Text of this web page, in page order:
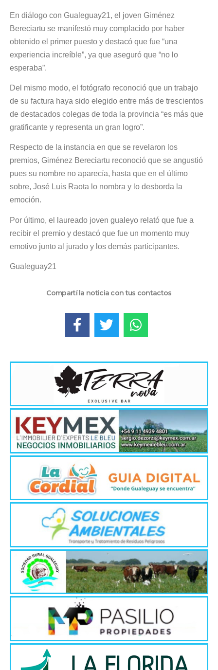
En diálogo con Gualeguay21, el joven Giménez
Bereciartu se manifestó muy complacido por haber
obtenido el primer puesto y destacó que fue “una
experiencia increíble”, ya que aseguró que “no lo
esperaba”.
Del mismo modo, el fotógrafo reconoció que un trabajo
de su factura haya sido elegido entre más de trescientos
de destacados colegas de toda la provincia “es más que
gratificante y representa un gran logro”.
Respecto de la instancia en que se revelaron los
premios, Giménez Bereciartu reconoció que se angustió
pues su nombre no aparecía, hasta que en el último
sobre, José Luis Raota lo nombra y lo desborda la
emoción.
Por último, el laureado joven gualeyo relató que fue a
recibir el premio y destacó que fue un momento muy
emotivo junto al jurado y los demás participantes.
Gualeguay21
Compartí la noticia con tus contactos